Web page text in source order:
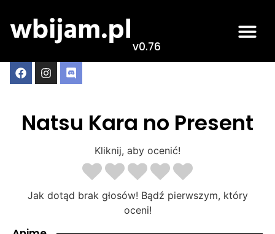
v0.76
Natsu Kara no Present
Kliknij, aby ocenić!
Jak dotąd brak głosów! Bądź pierwszym, który
oceni!